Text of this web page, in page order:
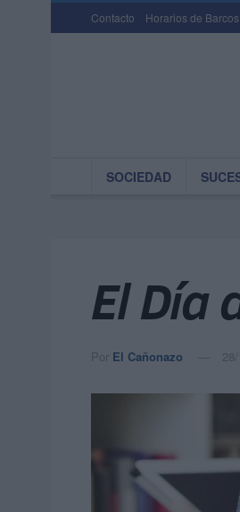
Contacto Horarios de
SOCIEDAD
El Día
Por El Cañonazo